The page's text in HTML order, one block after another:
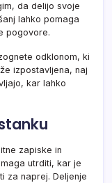
da delijo svoje
lahko pomaga
pogovore.
odklonom, ki
izpostavljena, naj
kar lahko
zapiske in
utrditi, kar je
za naprej. Deljenje